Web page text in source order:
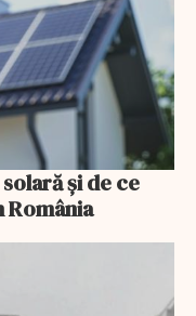
și de ce